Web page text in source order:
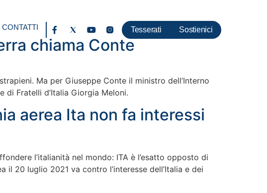
CONTATTI Tesserati Sostienici
chiama Conte
Ma per Giuseppe Conte il ministro dell’Interno
di Fratelli d’Italia Giorgia Meloni.
aerea Ita non fa interessi
l’italianità nel mondo: ITA è l’esatto opposto di
il 20 luglio 2021 va contro l’interesse dell’Italia e dei